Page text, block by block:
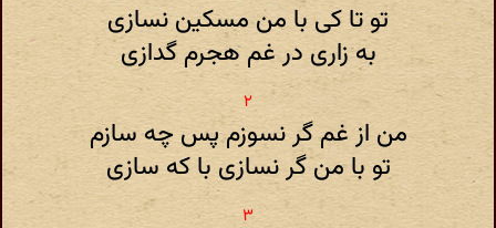
تو تا کی با من مسکین نسازی
به زاری در غم هجرم گدازی
من از غم گر نسوزم پس چه سازم
تو با من گر نسازی با که سازی